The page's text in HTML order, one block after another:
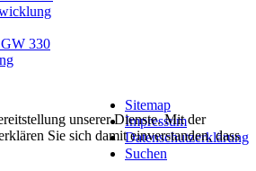
330
Sitemap
Impressum
Datenschutzerklärung
Suchen
unserer Dienste. Mit der
Sie sich damit einverstanden, dass